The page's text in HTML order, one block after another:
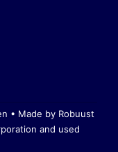
• Made by Robuust
and used